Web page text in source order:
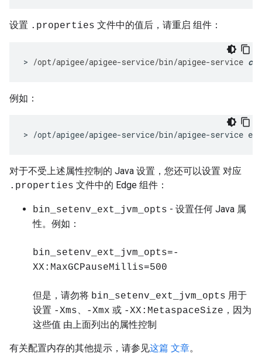
设置 .properties 文件中的值后，请重启 组件：
> /opt/apigee/apigee-service/bin/apigee-service
例如：
> /opt/apigee/apigee-service/bin/apigee-service
对于不受上述属性控制的 Java 设置，您还可以设置 对应
.properties 文件中的 Edge 组件：
bin_setenv_ext_jvm_opts - 设置任何 Java 属
性。例如：
bin_setenv_ext_jvm_opts=-
XX:MaxGCPauseMillis=500
但是，请勿将 bin_setenv_ext_jvm_opts 用于
设置 -Xms、 -Xmx 或 -XX:MetaspaceSize ，因为
这些值 由上面列出的属性控制
有关配置内存的其他提示，请参见这篇 文章。